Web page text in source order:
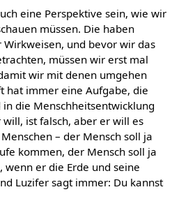
eine Perspektive sein, wie wir
müssen. Die haben
und bevor wir das
müssen wir erst mal
wir mit denen umgehen
hat immer eine Aufgabe, die
die Menschheitsentwicklung
ist falsch, aber er will es
– der Mensch soll ja
kommen, der Mensch soll ja
wenn er die Erde und seine
Luzifer sagt immer: Du kannst